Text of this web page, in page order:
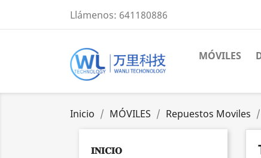
Llámenos: 641180886
MÓVILES
Inicio MÓVILES Repuestos Moviles
𝐈𝐍𝐈𝐂𝐈𝐎